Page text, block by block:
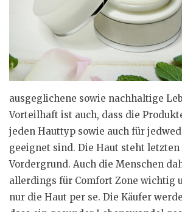
ausgeglichene sowie nachhaltige
Vorteilhaft ist auch, dass die
jeden Hauttyp sowie auch für
geeignet sind. Die Haut steht letzten
Vordergrund. Auch die Menschen
allerdings für Comfort Zone wichtig
nur die Haut per se. Die Käufer